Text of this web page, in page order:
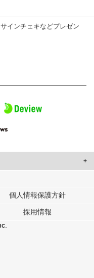
インチェキなどプレゼン
合わせたコンテンツや広告の
に提供しています。
ナーに提供した他の情報や、
きに収集した他の情報を組み
個人情報保護方針
採用情報